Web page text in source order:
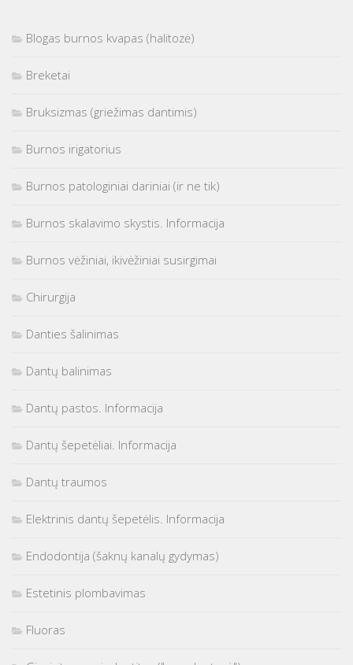
Blogas burnos kvapas (halitozė)
Breketai
Bruksizmas (griežimas dantimis)
Burnos irigatorius
Burnos patologiniai dariniai (ir ne tik)
Burnos skalavimo skystis. Informacija
Burnos vėžiniai, ikivėžiniai susirgimai
Chirurgija
Danties šalinimas
Dantų balinimas
Dantų pastos. Informacija
Dantų šepetėliai. Informacija
Dantų traumos
Elektrinis dantų šepetėlis. Informacija
Endodontija (šaknų kanalų gydymas)
Estetinis plombavimas
Fluoras